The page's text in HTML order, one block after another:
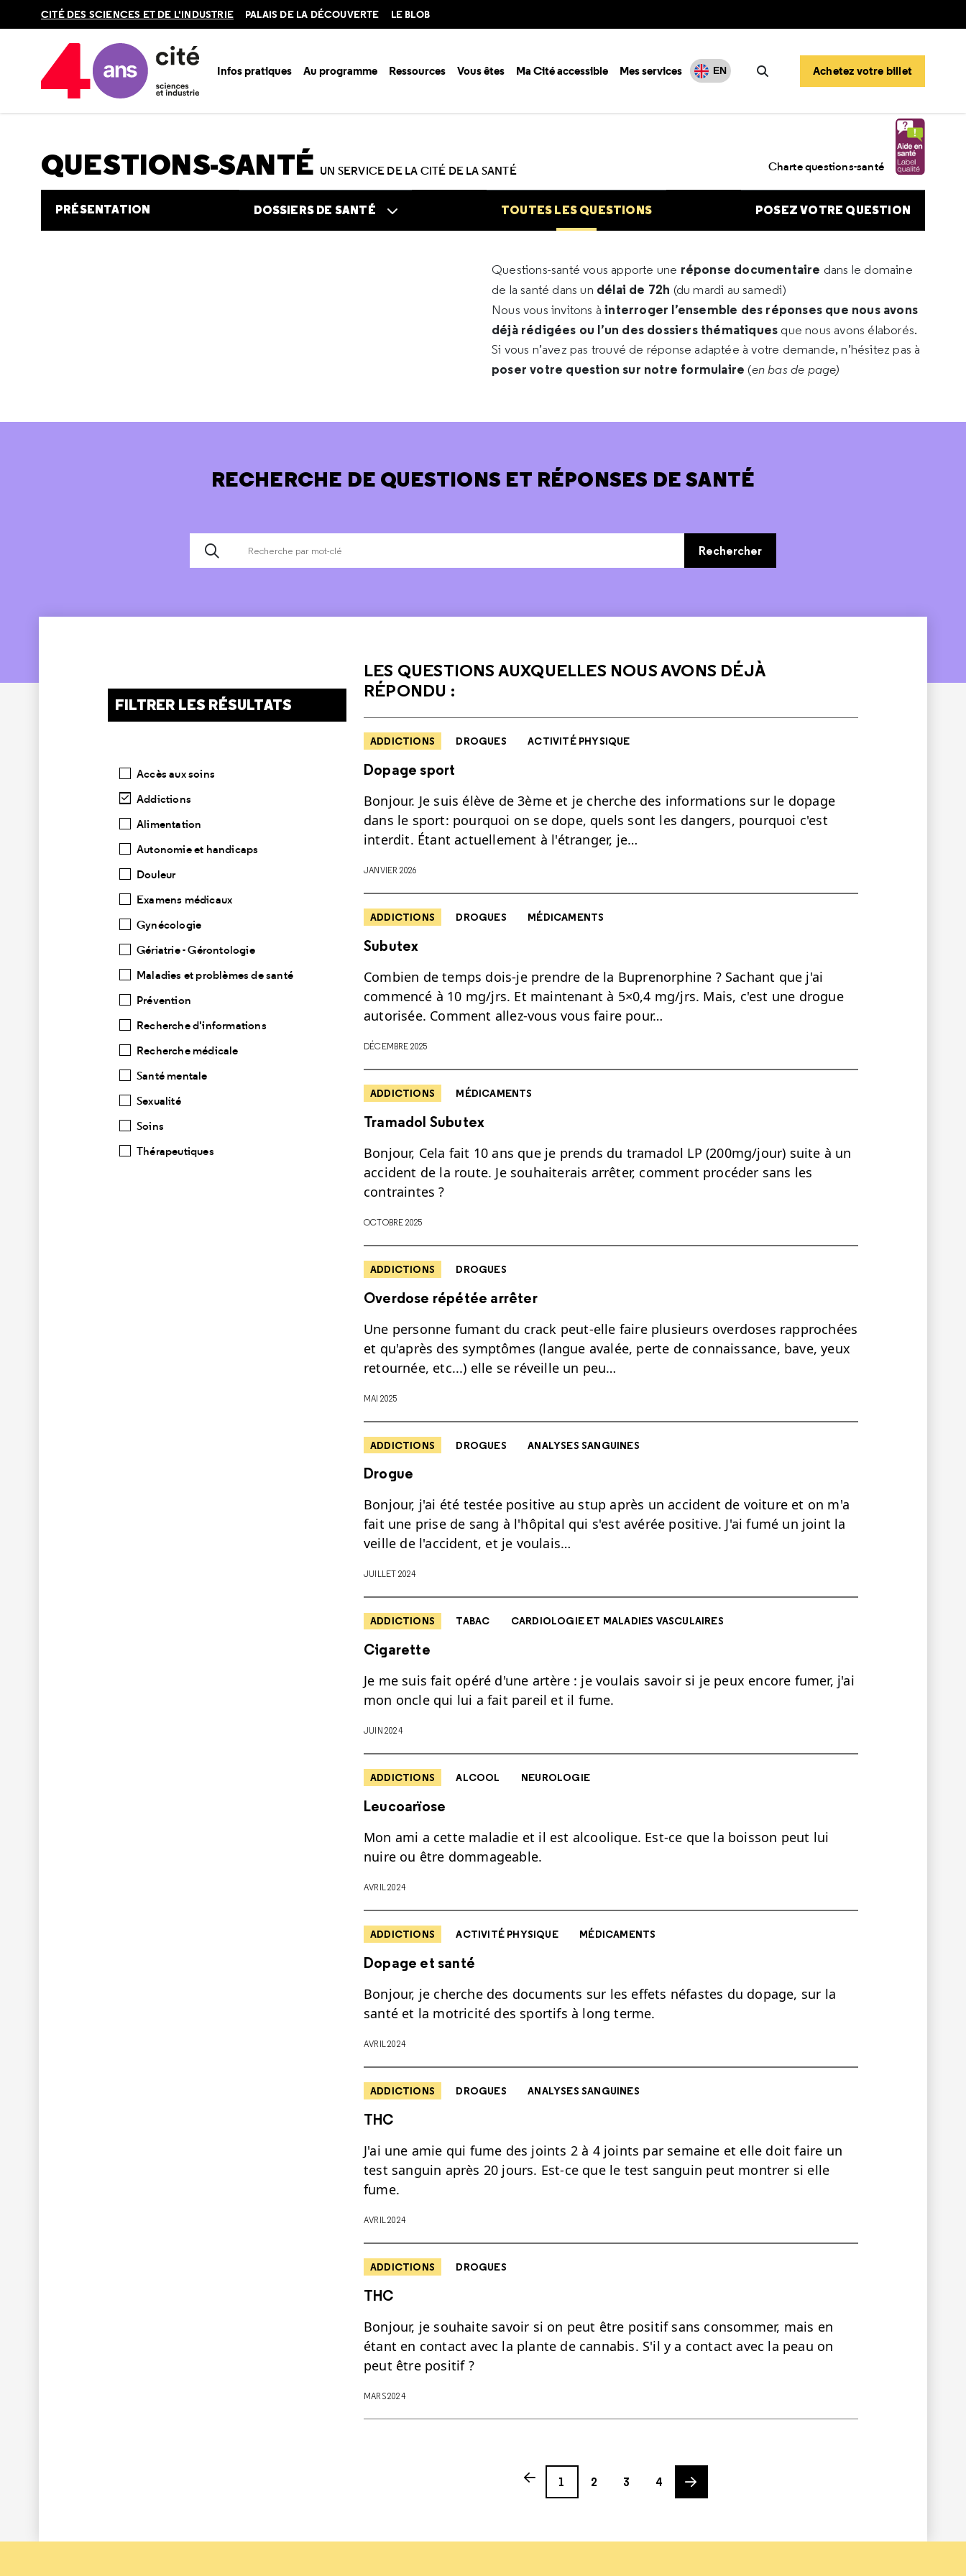
en
CITÉ DES SCIENCES ET DE L'INDUSTRIE PALAIS DE LA DÉCOUVERTE LE BLOB
Infos pratiques Au programme Ressources Vous êtes Ma Cité accessible Mes services EN
Rechercher
Achetez votre billet
Accueil Au programme
QUESTIONS-SANTÉ UN SERVICE DE LA CITÉ DE LA SANTÉ Charte questions-santé
PRÉSENTATION DOSSIERS DE SANTÉ TOUTES LES QUESTIONS POSEZ VOTRE QUESTION
Questions-santé vous apporte une réponse documentaire dans le domaine
de la santé dans un délai de 72h (du mardi au samedi)
Nous vous invitons àinterroger l’ensemble des réponses que nous avons
déjà rédigées ou l’un des dossiers thématiques que nous avons élaborés.
Si vous n’avez pas trouvé de réponse adaptée à votre demande, n’hésitez pas à
poser votre question sur notre formulaire (en bas de page)
RECHERCHE DE QUESTIONS ET RÉPONSES DE SANTÉ
Rechercher
FILTRER LES RÉSULTATS
Accès aux soins
Addictions
Alimentation
Autonomie et handicaps
Douleur
Examens médicaux
Gynécologie
Gériatrie - Gérontologie
Maladies et problèmes de santé
Prévention
Recherche d'informations
Recherche médicale
Santé mentale
Sexualité
Soins
Thérapeutiques
LES QUESTIONS AUXQUELLES NOUS AVONS DÉJÀ
RÉPONDU :
ADDICTIONS DROGUES ACTIVITÉ PHYSIQUE
Dopage sport
Bonjour. Je suis élève de 3ème et je cherche des informations sur le dopage
dans le sport: pourquoi on se dope, quels sont les dangers, pourquoi c'est
interdit. Étant actuellement à l'étranger, je…
JANVIER 2026
ADDICTIONS DROGUES MÉDICAMENTS
Subutex
Combien de temps dois-je prendre de la Buprenorphine ? Sachant que j'ai
commencé à 10 mg/jrs. Et maintenant à 5×0,4 mg/jrs. Mais, c'est une drogue
autorisée. Comment allez-vous vous faire pour…
DÉCEMBRE 2025
ADDICTIONS MÉDICAMENTS
Tramadol Subutex
Bonjour, Cela fait 10 ans que je prends du tramadol LP (200mg/jour) suite à un
accident de la route. Je souhaiterais arrêter, comment procéder sans les
contraintes ?
OCTOBRE 2025
ADDICTIONS DROGUES
Overdose répétée arrêter
Une personne fumant du crack peut-elle faire plusieurs overdoses rapprochées
et qu'après des symptômes (langue avalée, perte de connaissance, bave, yeux
retournée, etc...) elle se réveille un peu…
MAI 2025
ADDICTIONS DROGUES ANALYSES SANGUINES
Drogue
Bonjour, j'ai été testée positive au stup après un accident de voiture et on m'a
fait une prise de sang à l'hôpital qui s'est avérée positive. J'ai fumé un joint la
veille de l'accident, et je voulais…
JUILLET 2024
ADDICTIONS TABAC CARDIOLOGIE ET MALADIES VASCULAIRES
Cigarette
Je me suis fait opéré d'une artère : je voulais savoir si je peux encore fumer, j'ai
mon oncle qui lui a fait pareil et il fume.
JUIN 2024
ADDICTIONS ALCOOL NEUROLOGIE
Leucoarïose
Mon ami a cette maladie et il est alcoolique. Est-ce que la boisson peut lui
nuire ou être dommageable.
AVRIL 2024
ADDICTIONS ACTIVITÉ PHYSIQUE MÉDICAMENTS
Dopage et santé
Bonjour, je cherche des documents sur les effets néfastes du dopage, sur la
santé et la motricité des sportifs à long terme.
AVRIL 2024
ADDICTIONS DROGUES ANALYSES SANGUINES
THC
J'ai une amie qui fume des joints 2 à 4 joints par semaine et elle doit faire un
test sanguin après 20 jours. Est-ce que le test sanguin peut montrer si elle
fume.
AVRIL 2024
ADDICTIONS DROGUES
THC
Bonjour, je souhaite savoir si on peut être positif sans consommer, mais en
étant en contact avec la plante de cannabis. S'il y a contact avec la peau on
peut être positif ?
MARS 2024
Previous page
Page
1
Page
2
3
4
Next page